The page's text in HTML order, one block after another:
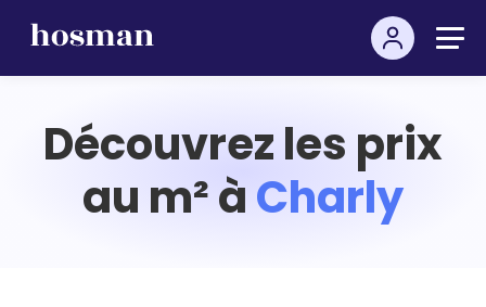
Découvrez les prix
au m² àCharly